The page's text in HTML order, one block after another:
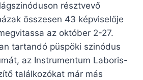
résztvevő
összesen 43 képviselője
az október 2-27.
tartandó püspöki szinódus
az Instrumentum Laboris-
találkozókat már más